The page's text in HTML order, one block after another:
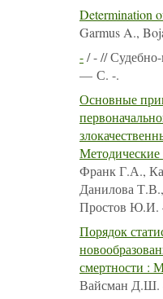
Determination
Garmus A.,
-/ - //
— С. -.
Основные
Франк Г.А.,
Данилова
Простов Ю.И.
Порядок
смертности :
Вайсман Д.Ш.